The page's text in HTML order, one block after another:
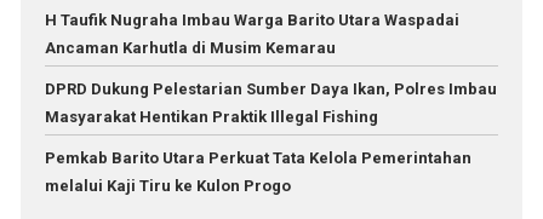
H Taufik Nugraha Imbau Warga Barito Utara Waspadai
Ancaman Karhutla di Musim Kemarau
DPRD Dukung Pelestarian Sumber Daya Ikan, Polres Imbau
Masyarakat Hentikan Praktik Illegal Fishing
Pemkab Barito Utara Perkuat Tata Kelola Pemerintahan
melalui Kaji Tiru ke Kulon Progo